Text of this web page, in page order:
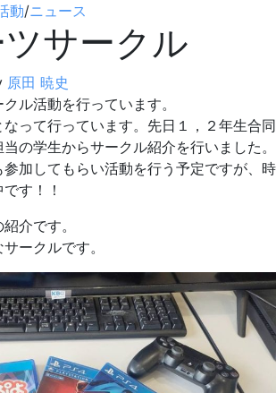
動/ニュース
サークル
原田 暁史
ル活動を行っています。
って行っています。先日１，２年生合同
の学生からサークル紹介を行いました。
加してもらい活動を行う予定ですが、時
す！！
介です。
ークルです。